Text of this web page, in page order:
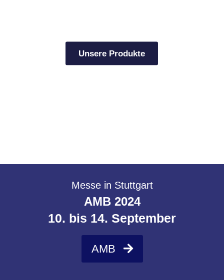
Unsere Produkte
Messe in Stuttgart
AMB 2024
10. bis 14. September
AMB